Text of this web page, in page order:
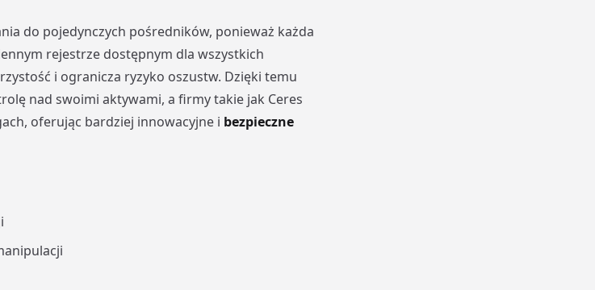
do pojedynczych pośredników, ponieważ każda
rejestrze dostępnym dla wszystkich
i ogranicza ryzyko oszustw. Dzięki temu
nad swoimi aktywami, a firmy takie jak Ceres
oferując bardziej innowacyjne i bezpieczne